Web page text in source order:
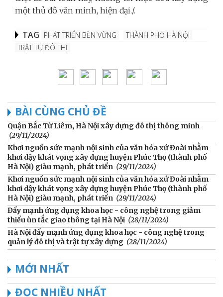
một thủ đô văn minh, hiện đại./.
TAG PHÁT TRIỂN BỀN VỮNG
THÀNH PHỐ HÀ NỘI
TRẬT TỰ ĐÔ THỊ
BÀI CÙNG CHỦ ĐỀ
Quận Bắc Từ Liêm, Hà Nội xây dựng đô thị thông minh
(29/11/2024)
Khơi nguồn sức mạnh nội sinh của văn hóa xứ Đoài nhằm
khơi dậy khát vọng xây dựng huyện Phúc Thọ (thành phố
Hà Nội) giàu mạnh, phát triển (29/11/2024)
Khơi nguồn sức mạnh nội sinh của văn hóa xứ Đoài nhằm
khơi dậy khát vọng xây dựng huyện Phúc Thọ (thành phố
Hà Nội) giàu mạnh, phát triển (29/11/2024)
Đẩy mạnh ứng dụng khoa học - công nghệ trong giảm
thiểu ùn tắc giao thông tại Hà Nội (28/11/2024)
Hà Nội đẩy mạnh ứng dụng khoa học - công nghệ trong
quản lý đô thị và trật tự xây dựng (28/11/2024)
MỚI NHẤT
ĐỌC NHIỀU NHẤT